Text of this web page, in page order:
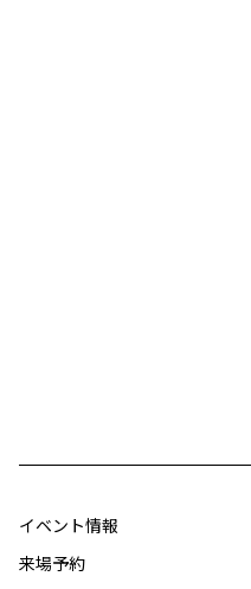
イベント情報
来場予約